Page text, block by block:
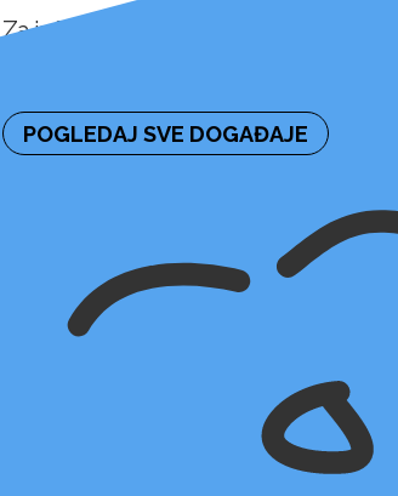
Za informaciju o naknadnoj
POGLEDAJ SVE DOGAĐAJE